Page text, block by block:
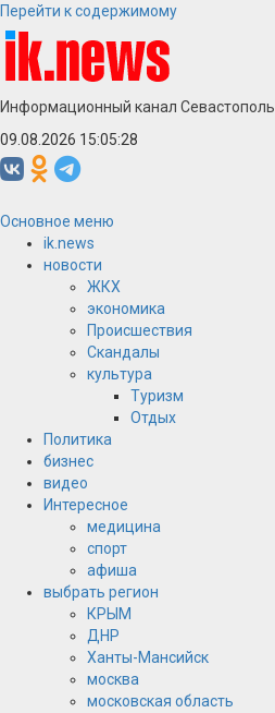
Перейти к содержимому
Информационный канал Севастополь
09.08.2026 15:05:28
Основное меню
ik.news
новости
ЖКХ
экономика
Происшествия
Скандалы
культура
Туризм
Отдых
Политика
бизнес
видео
Интересное
медицина
спорт
афиша
выбрать регион
КРЫМ
ДНР
Ханты-Мансийск
москва
московская область